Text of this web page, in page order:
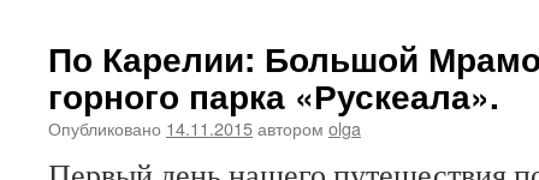
По Карелии: Большой
горного парка «Рускеала».
Опубликовано 14.11.2015автором olga